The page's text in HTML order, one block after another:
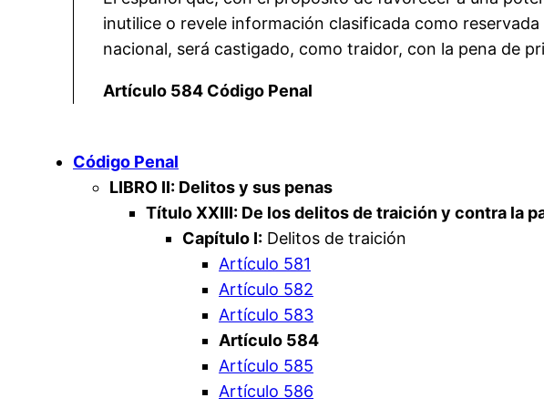
inutilice o revele información clasificada como
nacional, será castigado, como traidor, con la pena de
Artículo 584 Código Penal
Código Penal
LIBRO II: Delitos y sus penas
Título XXIII: De los delitos de traición y contra la
Capítulo I: Delitos de traición
Artículo 581
Artículo 582
Artículo 583
Artículo 584
Artículo 585
Artículo 586